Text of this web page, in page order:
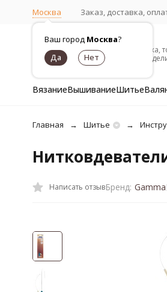
Москва
Ваш город Москва?
Заказ, доставка,
Пряжа,
ВязаниеВышиваниеШитье
Главная Шитье
Написать отзывБренд: Gamma